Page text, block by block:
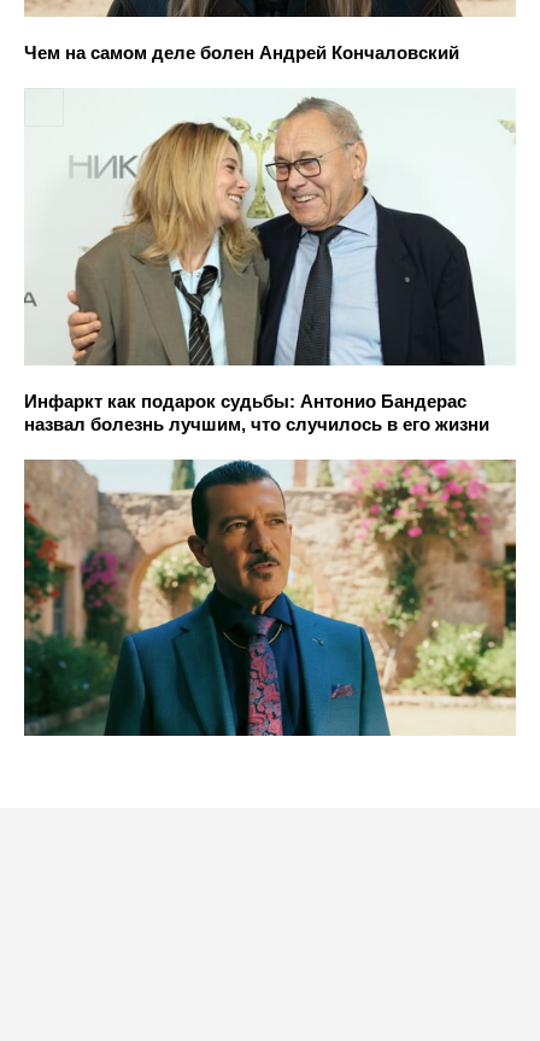
Чем на самом деле болен Андрей Кончаловский
Инфаркт как подарок судьбы: Антонио Бандерас
назвал болезнь лучшим, что случилось в его жизни